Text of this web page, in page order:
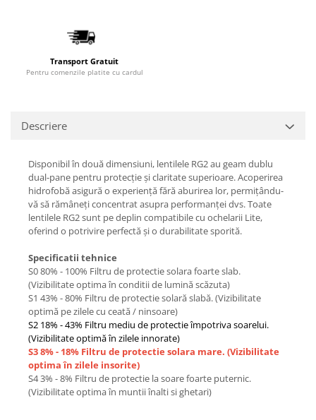
Transport Gratuit
Pentru comenzile platite cu cardul
Descriere
Disponibil în două dimensiuni, lentilele RG2 au geam dublu
dual-pane pentru protecție și claritate superioare. Acoperirea
hidrofobă asigură o experiență fără aburirea lor, permițându-
vă să rămâneți concentrat asupra performanței dvs. Toate
lentilele RG2 sunt pe deplin compatibile cu ochelarii Lite,
oferind o potrivire perfectă și o durabilitate sporită.
Specificatii tehnice
S0 80% - 100% Filtru de protectie solara foarte slab.
(Vizibilitate optima în conditii de lumină scăzuta)
S1 43% - 80% Filtru de protectie solară slabă. (Vizibilitate
optimă pe zilele cu ceată / ninsoare)
S2 18% - 43% Filtru mediu de protectie împotriva soarelui.
(Vizibilitate optimă în zilele innorate)
S3 8% - 18% Filtru de protectie solara mare. (Vizibilitate
optima în zilele insorite)
S4 3% - 8% Filtru de protectie la soare foarte puternic.
(Vizibilitate optima în muntii înalti si ghetari)